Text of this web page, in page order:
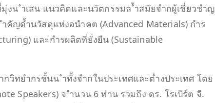
งน ำเสน แนวคิดและนวัตกรรมล ้ำสมัยจำกผู้เชี่ยวชำญ
คัญด้ำนวัสดุแห่งอนำคต (Advanced Materials) กำร
และกำรผลิตที่ยั่งยืน (Sustainable
วิทยำกรชั้นน ำทั้งจำกในประเทศและต่ำงประเทศ โดย
Speakers) จ ำนวน 6 ท่าน รวมถึง ดร. โรเบิร์ต จี.